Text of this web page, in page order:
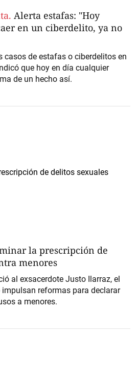
Alerta estafas: "Hoy
en un ciberdelito, ya no
casos de estafas o ciberdelitos en
que hoy en día cualquier
de un hecho así.
la prescripción de
menores
al exsacerdote Justo Ilarraz, el
impulsan reformas para declarar
a menores.